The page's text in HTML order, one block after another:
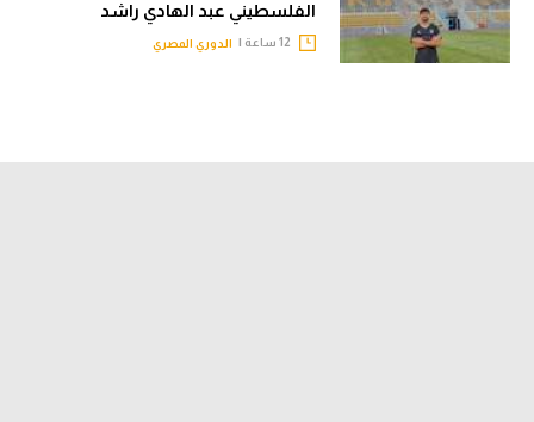
الفلسطيني عبد الهادي راشد
الدوري المصري